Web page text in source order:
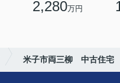
2,280万円
米子市両三柳 中古住宅